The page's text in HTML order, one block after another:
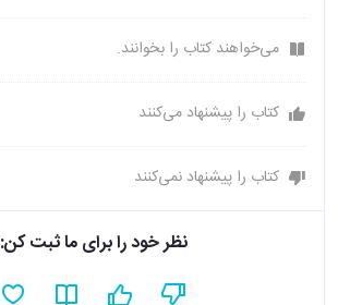
می‌خواهند کتاب را بخوانند.
کتاب را پیشنهاد می‌کنند
کتاب را پیشنهاد نمی‌کنند
نظر خود را برای ما ثبت کن: